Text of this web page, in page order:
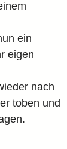
ein
eigen
nach
toben und